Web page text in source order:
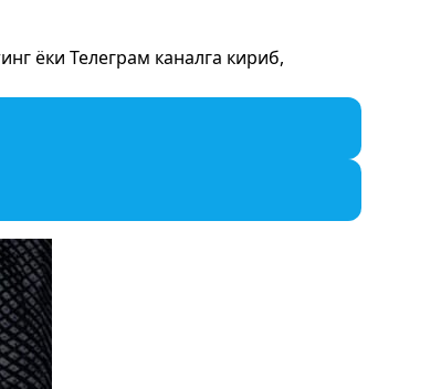
ёки Телеграм каналга кириб,